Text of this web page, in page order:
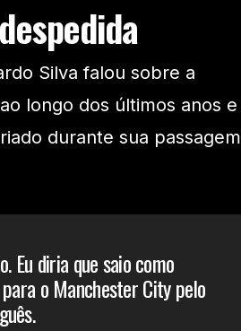
Silva falou sobre a
longo dos últimos anos e
durante sua passagem
Eu diria que saio como
o Manchester City pelo